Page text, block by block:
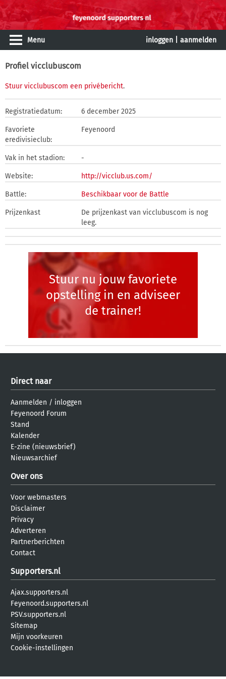
Menu inloggen aanmelden
Profiel vicclubuscom
Stuur vicclubuscom een privébericht.
Registratiedatum: 6 december 2025
Favoriete
eredivisieclub:
Feyenoord
Vak in het stadion: -
Website: http://vicclub.us.com/
Battle: Beschikbaar voor de Battle
Prijzenkast
De prijzenkast van vicclubuscom is nog
leeg.
Stuur nu jouw favoriete
opstelling in en adviseer
de trainer!
Direct naar
Aanmelden / inloggen
Feyenoord Forum
Stand
Kalender
E-zine (nieuwsbrief)
Nieuwsarchief
Over ons
Voor webmasters
Disclaimer
Privacy
Adverteren
Partnerberichten
Contact
Supporters.nl
Ajax.supporters.nl
Feyenoord.supporters.nl
PSV.supporters.nl
Sitemap
Mijn voorkeuren
Cookie-instellingen